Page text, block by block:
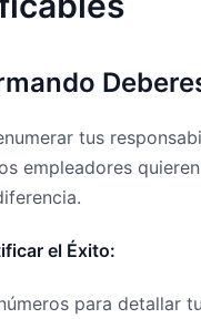
tus
empleadores
el Éxito:
para detallar